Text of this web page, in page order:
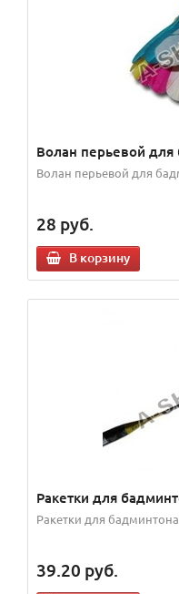
Волан перьевой
Волан перьевой для
28 руб.
В корзину
Ракетки для
Ракетки для
39.20 руб.